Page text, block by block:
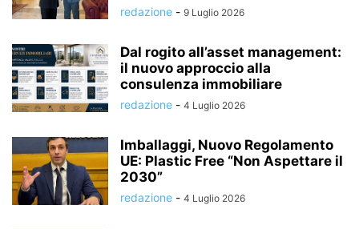
redazione - 9 Luglio 2026
Dal rogito all’asset management:
il nuovo approccio alla
consulenza immobiliare
redazione - 4 Luglio 2026
Imballaggi, Nuovo Regolamento
UE: Plastic Free “Non Aspettare il
2030”
redazione - 4 Luglio 2026